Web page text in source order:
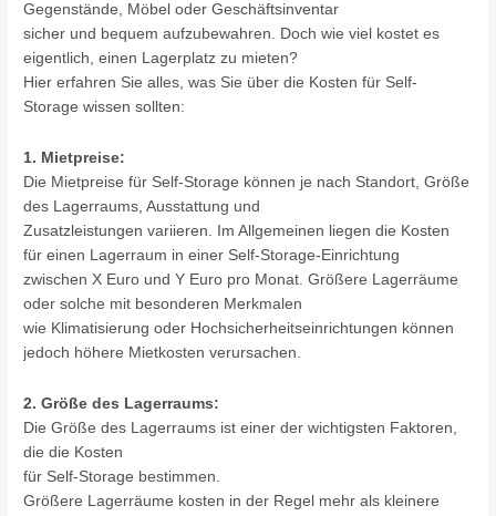
Gegenstände, Möbel oder Geschäftsinventar
sicher und bequem aufzubewahren. Doch wie viel kostet es
eigentlich, einen Lagerplatz zu mieten?
Hier erfahren Sie alles, was Sie über die Kosten für Self-
Storage wissen sollten:
1. Mietpreise:
Die Mietpreise für Self-Storage können je nach Standort, Größe
des Lagerraums, Ausstattung und
Zusatzleistungen variieren. Im Allgemeinen liegen die Kosten
für einen Lagerraum in einer Self-Storage-Einrichtung
zwischen X Euro und Y Euro pro Monat. Größere Lagerräume
oder solche mit besonderen Merkmalen
wie Klimatisierung oder Hochsicherheitseinrichtungen können
jedoch höhere Mietkosten verursachen.
2. Größe des Lagerraums:
Die Größe des Lagerraums ist einer der wichtigsten Faktoren,
die die Kosten
für Self-Storage bestimmen.
Größere Lagerräume kosten in der Regel mehr als kleinere